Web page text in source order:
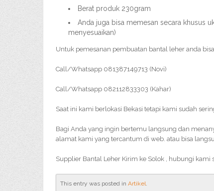
Berat produk 230gram
Anda juga bisa memesan secara khusus
menyesuaikan)
Untuk pemesanan pembuatan bantal leher anda
Call/Whatsapp 081387149713 (Novi)
Call/Whatsapp 082112833303 (Kahar)
Saat ini kami berlokasi Bekasi tetapi kami sudah
Bagi Anda yang ingin bertemu langsung dan
alamat kami yang tercantum di web. atau bisa
Supplier Bantal Leher Kirim ke Solok , hubungi
This entry was posted in Artikel.